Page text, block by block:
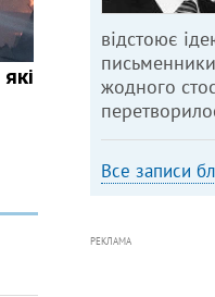
відстоює
жодного
Все записи
РЕКЛАМА